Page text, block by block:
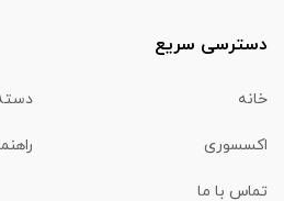
دسترسی سریع
خانه
اکسسوری
تماس با ما